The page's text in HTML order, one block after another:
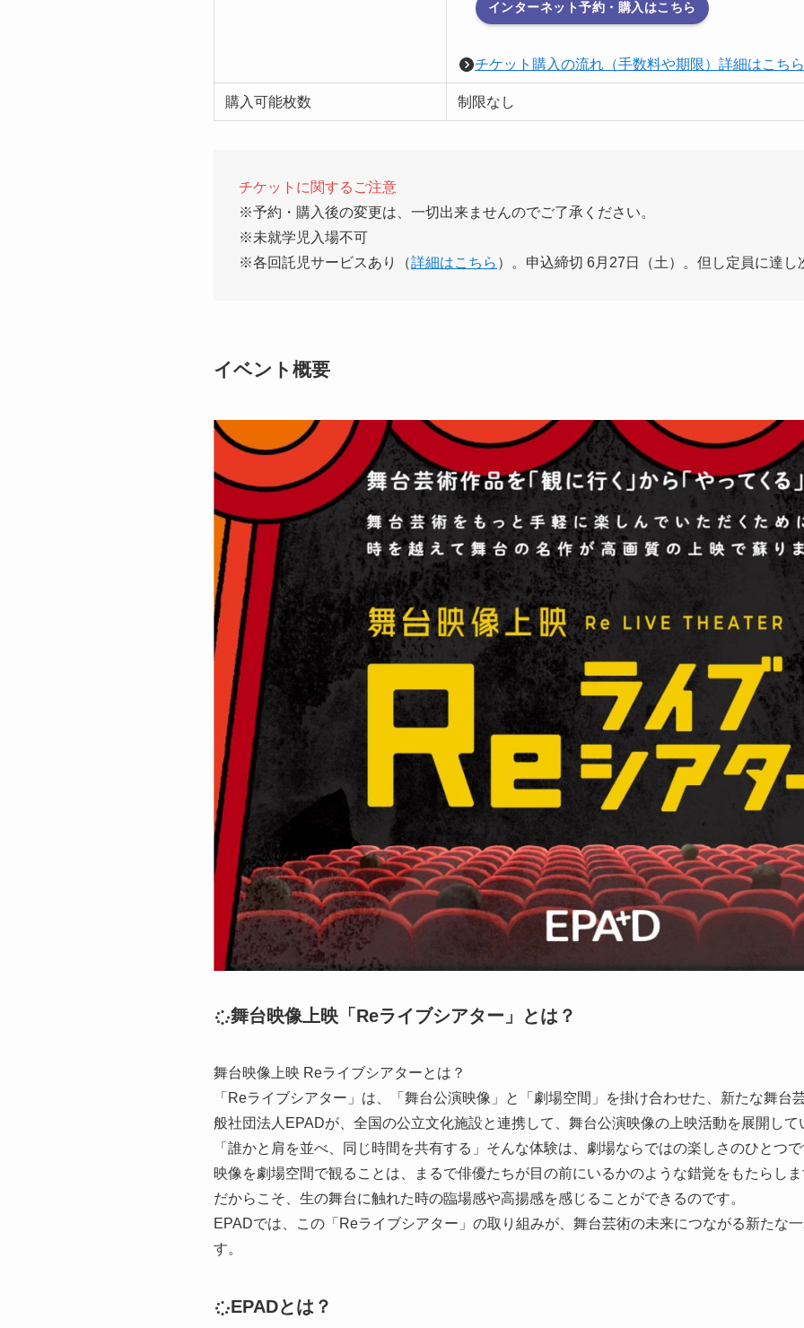
インターネット予約・購入はこちら
チケット購入の流れ（手数料や期限）詳細はこち
購入可能枚数 制限なし
チケットに関するご注意
※予約・購入後の変更は、一切出来ませんのでご了承ください。
※未就学児入場不可
※各回託児サービスあり（詳細はこちら ）。申込締切 6月27日（土）。但し定員に達し
イベント概要
舞台映像上映「Reライブシアター」とは？
舞台映像上映 Reライブシアターとは？
「Reライブシアター」は、「舞台公演映像」と「劇場空間」を掛け合わせた、新たな舞台
般社団法人EPADが、全国の公立文化施設と連携して、舞台公演映像の上映活動を展開して
「誰かと肩を並べ、同じ時間を共有する」そんな体験は、劇場ならではの楽しさのひとつ
映像を劇場空間で観ることは、まるで俳優たちが目の前にいるかのような錯覚をもたらし
だからこそ、生の舞台に触れた時の臨場感や高揚感を感じることができるのです。
EPADでは、この「Reライブシアター」の取り組みが、舞台芸術の未来につながる新たな
す。
EPADとは？